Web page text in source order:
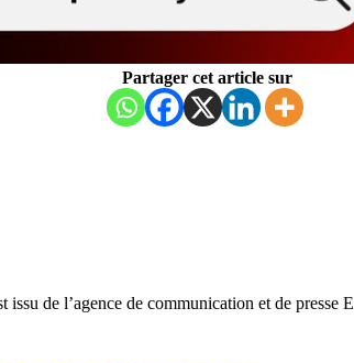
Partager cet article sur
issu de l’agence de communication et de